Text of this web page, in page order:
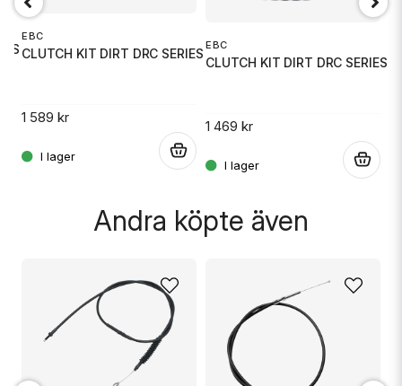
Ja, ni får publicera min fråga
Skicka fråga
EBC
CLUTCH KIT DIRT DRC SERIES
1 589 kr
EBC
CLUTCH KIT DIRT DRC SERIES
1 469 kr
Andra köpte även